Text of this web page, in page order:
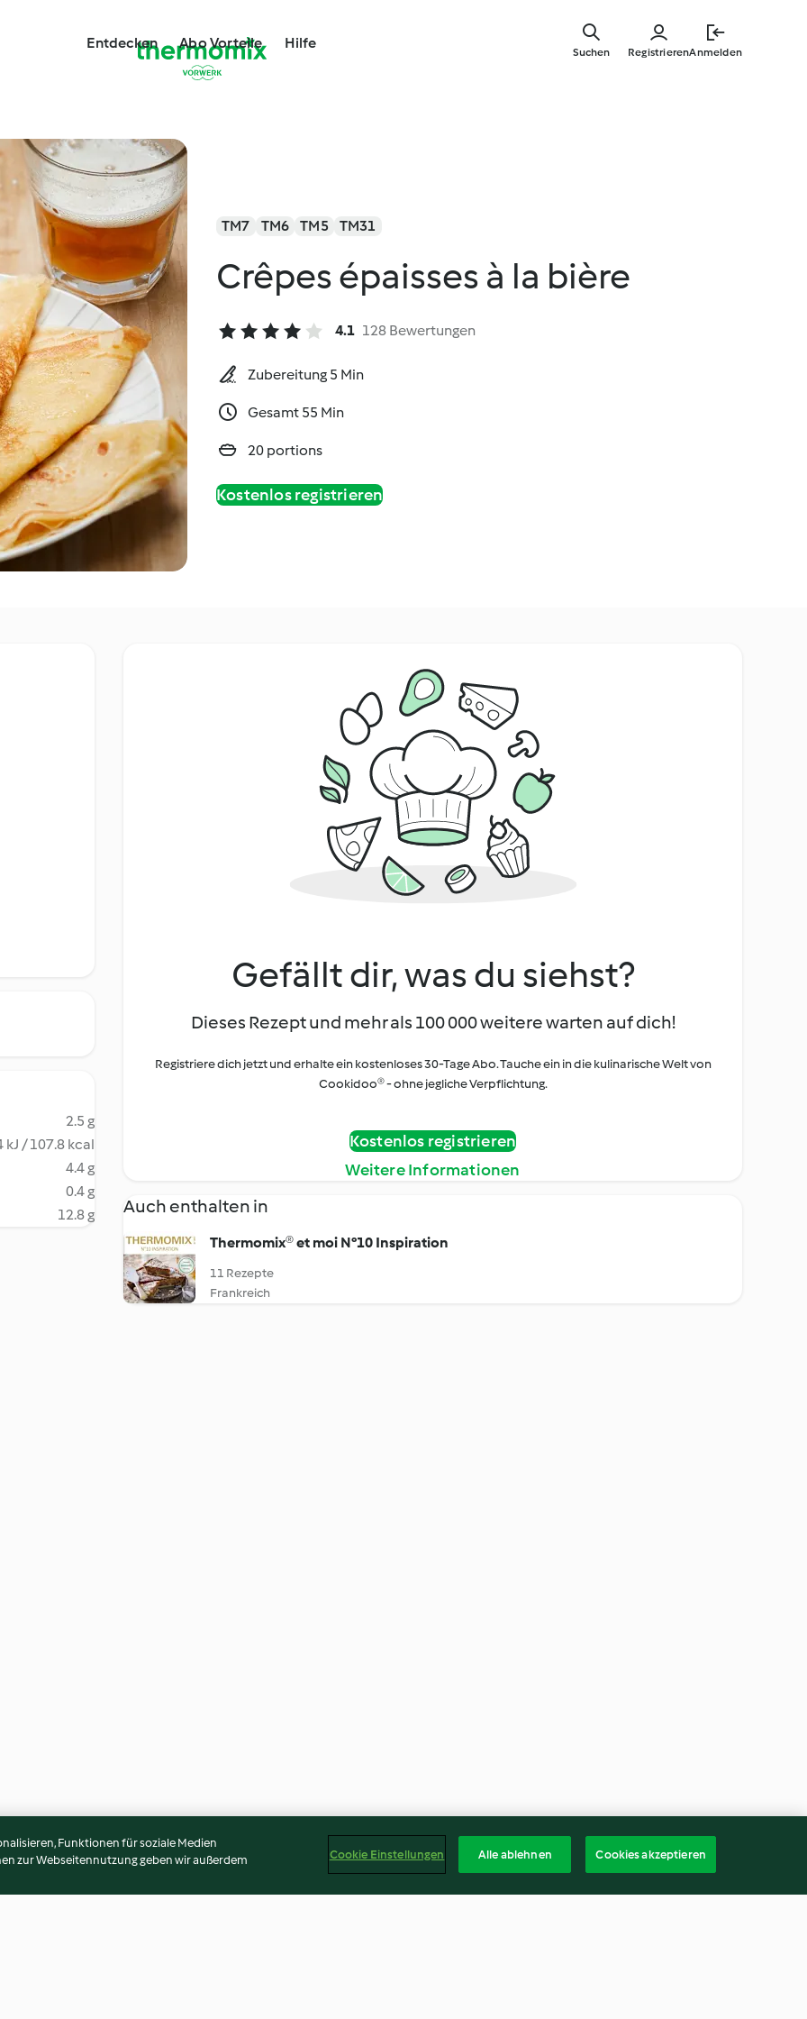
Entdecken Abo Vorteile Hilfe
RegistrierenAnmelden
Suchen
TM7 TM6 TM5 TM31
Crêpes épaisses à la bière
4.1 128 Bewertungen
Zubereitung 5 Min
Gesamt 55 Min
20 portions
Kostenlos registrieren
2.5 g
kJ / 107.8 kcal
4.4 g
0.4 g
12.8 g
Gefällt dir, was du siehst?
Dieses Rezept und mehr als 100 000 weitere warten auf dich!
Registriere dich jetzt und erhalte ein kostenloses 30-Tage Abo. Tauche ein in die kulinarische Welt von
Cookidoo® - ohne jegliche Verpflichtung.
Kostenlos registrieren
Weitere Informationen
Auch enthalten in
Thermomix® et moi N°10 Inspiration
11 Rezepte
Frankreich
Funktionen für soziale Medien
zur Webseitennutzung geben wir außerdem
Cookie Einstellungen Alle ablehnen Cookies akzeptieren